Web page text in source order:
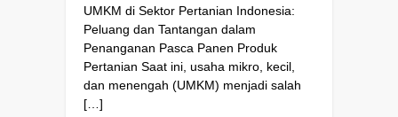
UMKM di Sektor Pertanian Indonesia:
Peluang dan Tantangan dalam
Penanganan Pasca Panen Produk
Pertanian Saat ini, usaha mikro, kecil,
dan menengah (UMKM) menjadi salah
[…]